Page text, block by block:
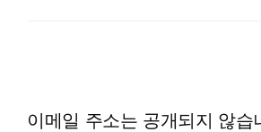
이메일 주소는 공개되지 않습